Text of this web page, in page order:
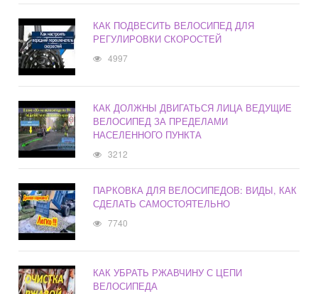
КАК ПОДВЕСИТЬ ВЕЛОСИПЕД ДЛЯ
РЕГУЛИРОВКИ СКОРОСТЕЙ
4997
КАК ДОЛЖНЫ ДВИГАТЬСЯ ЛИЦА ВЕДУЩИЕ
ВЕЛОСИПЕД ЗА ПРЕДЕЛАМИ
НАСЕЛЕННОГО ПУНКТА
3212
ПАРКОВКА ДЛЯ ВЕЛОСИПЕДОВ: ВИДЫ, КАК
СДЕЛАТЬ САМОСТОЯТЕЛЬНО
7740
КАК УБРАТЬ РЖАВЧИНУ С ЦЕПИ
ВЕЛОСИПЕДА